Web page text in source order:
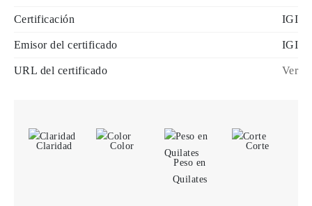
Certificación IGI
Emisor del certificado IGI
URL del certificado Ver
Claridad
Color
Peso en
Quilates
Corte